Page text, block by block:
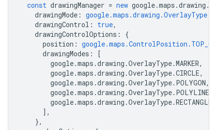
const drawingManager = new google.maps .drawing .
drawingMode :
drawingControl : true,
drawingControlOptions :
{
position :
drawingModes :
[
google.maps .drawing .OverlayType.MARKER,
google.maps .drawing .OverlayType.CIRCLE,
google.maps .drawing .OverlayType. POLYGON,
google.maps .drawing .OverlayType. POLYLINE
google.maps .drawing .OverlayType.RECTANGLE
],
},